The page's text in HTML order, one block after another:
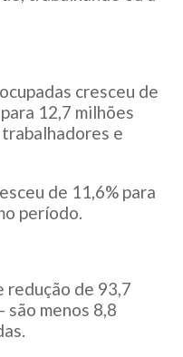
cresceu de
12,7 milhões
e
de 11,6% para
período.
redução de 93,7
são menos 8,8